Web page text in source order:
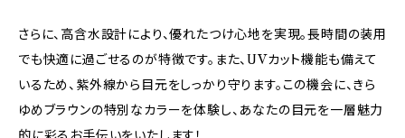
さらに、高含水設計により、優れたつけ心地を実現。長時間の装用
でも快適に過ごせるのが特徴です。また、UVカット機能も備えて
いるため、紫外線から目元をしっかり守ります。この機会に、きら
ゆめブラウンの特別なカラーを体験し、あなたの目元を一層魅力